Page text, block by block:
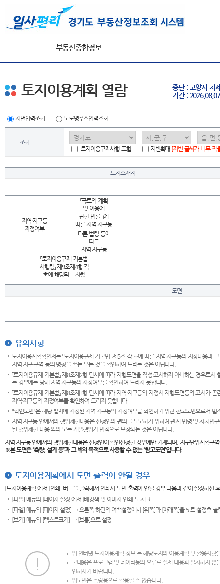
부동산종합정보
중단 : 고양시 차
기간 :
토지이용계획 열람
지번입력조회 도로명주소입력조회
조회
토지이용규제사항 포함
지번확대 [지번 글씨가 너무 작
토지소재지
지역·지구등
지정여부
「국토의 계획
및 이용에
관한 법률 」에
따른 지역·지구등
다른 법령 등에
따른
지역·지구등
「토지이용규제 기본법
시행령」 제9조제4항 각
호에 해당되는 사항
도면
유의사항
토지이용계획확인서는 「토지이용규제 기본법」 제5조 각 호에 따른 지역·지구등의 지정내용
지역·지구·구역 등의 명칭을 쓰는 모든 것을 확인하여 드리는 것은 아닙니다.
「토지이용규제 기본법」 제8조제2항 단서에 따라 지형도면을 작성·고시하지 아니하는 경우로
는 경우에는 당해 지역·지구등의 지정여부를 확인하여 드리지 못합니다.
「토지이용규제 기본법」 제8조제3항 단서에 따라 지역·지구등의 지정시 지형도면등의 고시가
지역·지구등의 지정여부를 확인하여 드리지 못합니다.
"확인도면"은 해당 필지에 지정된 지역·지구등의 지정여부를 확인하기 위한 참고도면으로서
지역·지구등 안에서의 행위제한내용은 신청인의 편의를 도모하기 위하여 관계 법령 및 자치
된 행위제한 내용 외의 모든 개발행위가 법적으로 보장되는 것은 아닙니다.
지역·지구등 안에서의 행위제한내용은 신청인이 확인신청한 경우에만 기재되며, 지구단위계획
※본 도면은“측량, 설계 등”과 그 밖의 목적으로 사용할 수 없는 “참고도면”입니다.
토지이용계획에서 도면 출력이 안될 경우
[토지이용계획]에서 [인쇄] 버튼을 클릭해서 인쇄시 도면 출력이 안될 경우 다음과 같이 설정하신
[파일] 메뉴의 [페이지 설정]에서 [배경색 및 이미지 인쇄]도 체크
[파일] 메뉴의 [페이지 설정] → 오른쪽 하단의 여백설정에서 [위쪽]과 [아래쪽]을 5 로 설정후 출
[보기] 메뉴의 [텍스트크기] → [보통]으로 설정
위 인터넷 토지이용계획 정보 는 해당토지의 이용계획 및 활용사
본내용은 프로그램 및 데이타등의 오류로 실제 내용과 일치하지
인하시기 바랍니다.
위도면은 측량용으로 활용할 수 없습니다.